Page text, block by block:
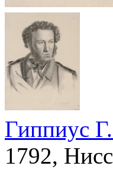
Гиппиус
1792,